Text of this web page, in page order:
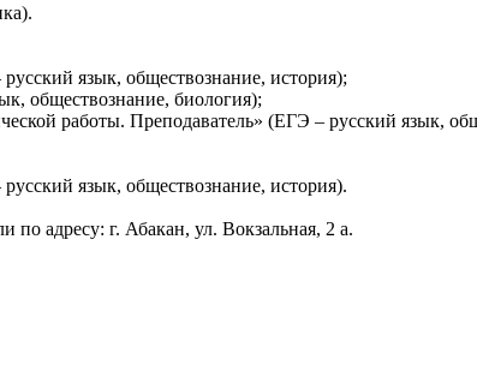
язык, обществознание, история);
обществознание, биология);
работы. Преподаватель» (ЕГЭ – русский язык,
язык, обществознание, история).
адресу: г. Абакан, ул. Вокзальная, 2 а.